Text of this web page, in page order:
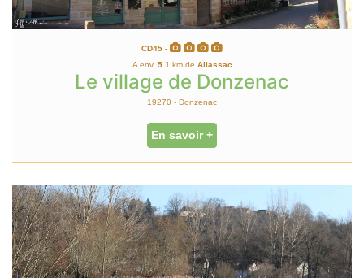
CD45 -
A env. 5.1 km de Allassac
Le village de Donzenac
19270 - Donzenac
En savoir +